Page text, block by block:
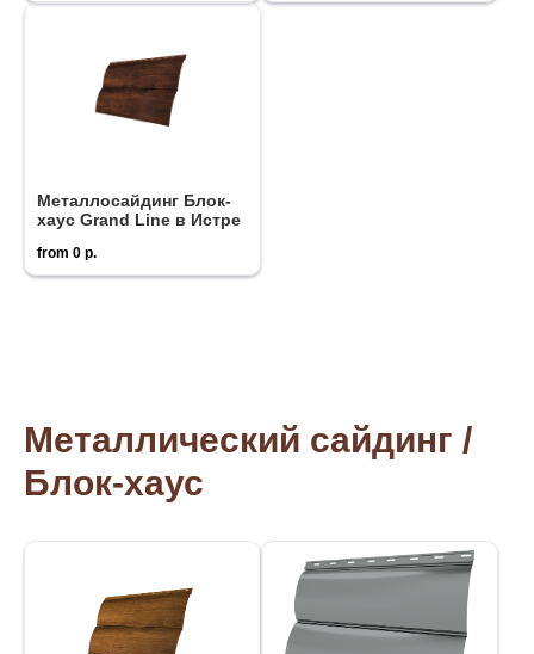
Металлосайдинг Блок-
хаус Grand Line в Истре
from 0 р.
Металлический сайдинг /
Блок-хаус